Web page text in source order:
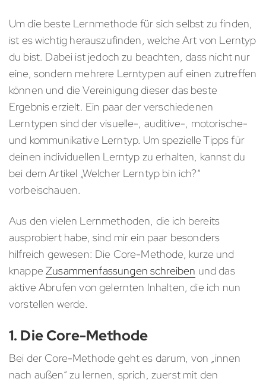
Um die beste Lernmethode für sich selbst zu finden,
ist es wichtig herauszufinden, welche Art von Lerntyp
du bist. Dabei ist jedoch zu beachten, dass nicht nur
eine, sondern mehrere Lerntypen auf einen zutreffen
können und die Vereinigung dieser das beste
Ergebnis erzielt. Ein paar der verschiedenen
Lerntypen sind der visuelle-, auditive-, motorische-
und kommunikative Lerntyp. Um spezielle Tipps für
deinen individuellen Lerntyp zu erhalten, kannst du
bei dem Artikel „Welcher Lerntyp bin ich?“
vorbeischauen.
Aus den vielen Lernmethoden, die ich bereits
ausprobiert habe, sind mir ein paar besonders
hilfreich gewesen: Die Core-Methode, kurze und
knappeZusammenfassungen schreiben und das
aktive Abrufen von gelernten Inhalten, die ich nun
vorstellen werde.
1. Die Core-Methode
Bei der Core-Methode geht es darum, von „innen
nach außen“ zu lernen, sprich, zuerst mit den